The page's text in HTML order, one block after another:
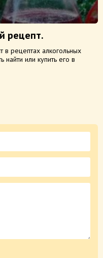
рецепт.
в рецептах алкогольных
найти или купить его в